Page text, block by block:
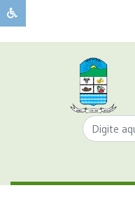
Sobre
Sobre